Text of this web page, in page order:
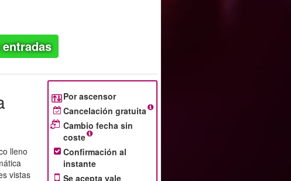
lleno
vistas
Por ascensor
Cancelación gratuita
Cambio fecha sin
coste
Confirmación al
instante
Se acepta vale